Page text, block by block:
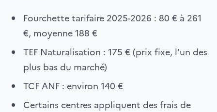
Fourchette tarifaire 2025-2026 : 80 € à 261
€, moyenne 188 €
TEF Naturalisation : 175 € (prix fixe, l’un des
plus bas du marché)
TCF ANF : environ 140 €
Certains centres appliquent des frais de